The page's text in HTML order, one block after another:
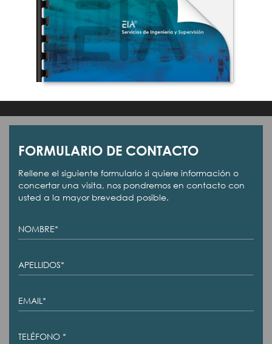
FORMULARIO DE CONTACTO
Rellene el siguiente formulario si quiere información o
concertar una visita, nos pondremos en contacto con
usted a la mayor brevedad posible.